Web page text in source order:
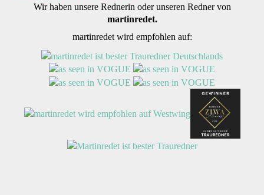
Wir haben unsere Rednerin oder unseren Redner von
martinredet.
martinredet wird empfohlen auf: